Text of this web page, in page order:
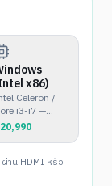
x86)
Celeron /
i3-i7 —
10/11
หรือ Linux
20,990
ผ่าน HDMI หรือ